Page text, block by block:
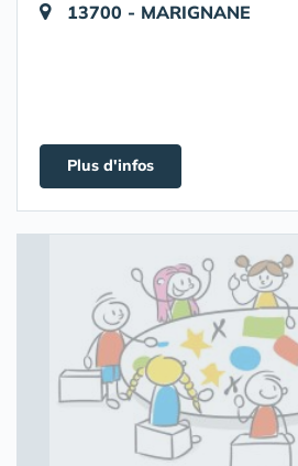
13700 - MARIGNANE
Plus d'infos